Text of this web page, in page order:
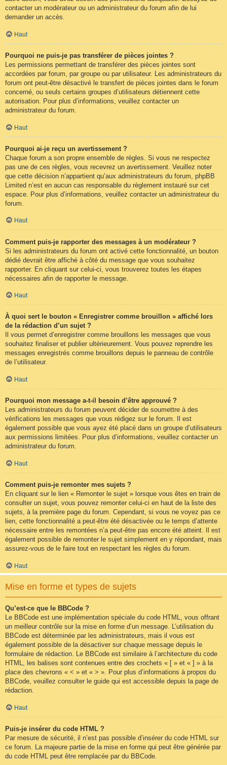
contacter un modérateur ou un administrateur du forum afin de lui
demander un accès.
Haut
Pourquoi ne puis-je pas transférer de pièces jointes ?
Les permissions permettant de transférer des pièces jointes sont
accordées par forum, par groupe ou par utilisateur. Les administrateurs du
forum ont peut-être désactivé le transfert de pièces jointes dans le forum
concerné, ou seuls certains groupes d’utilisateurs détiennent cette
autorisation. Pour plus d’informations, veuillez contacter un
administrateur du forum.
Haut
Pourquoi ai-je reçu un avertissement ?
Chaque forum a son propre ensemble de règles. Si vous ne respectez
pas une de ces règles, vous recevrez un avertissement. Veuillez noter
que cette décision n’appartient qu’aux administrateurs du forum, phpBB
Limited n’est en aucun cas responsable du règlement instauré sur cet
espace. Pour plus d’informations, veuillez contacter un administrateur du
forum.
Haut
Comment puis-je rapporter des messages à un modérateur ?
Si les administrateurs du forum ont activé cette fonctionnalité, un bouton
dédié devrait être affiché à côté du message que vous souhaitez
rapporter. En cliquant sur celui-ci, vous trouverez toutes les étapes
nécessaires afin de rapporter le message.
Haut
À quoi sert le bouton « Enregistrer comme brouillon » affiché lors
de la rédaction d’un sujet ?
Il vous permet d’enregistrer comme brouillons les messages que vous
souhaitez finaliser et publier ultérieurement. Vous pouvez reprendre les
messages enregistrés comme brouillons depuis le panneau de contrôle
de l’utilisateur.
Haut
Pourquoi mon message a-t-il besoin d’être approuvé ?
Les administrateurs du forum peuvent décider de soumettre à des
vérifications les messages que vous rédigez sur le forum. Il est
également possible que vous ayez été placé dans un groupe d’utilisateurs
aux permissions limitées. Pour plus d’informations, veuillez contacter un
administrateur du forum.
Haut
Comment puis-je remonter mes sujets ?
En cliquant sur le lien « Remonter le sujet » lorsque vous êtes en train de
consulter un sujet, vous pouvez remonter celui-ci en haut de la liste des
sujets, à la première page du forum. Cependant, si vous ne voyez pas ce
lien, cette fonctionnalité a peut-être été désactivée ou le temps d’attente
nécessaire entre les remontées n’a peut-être pas encore été atteint. Il est
également possible de remonter le sujet simplement en y répondant, mais
assurez-vous de le faire tout en respectant les règles du forum.
Haut
Mise en forme et types de sujets
Qu’est-ce que le BBCode ?
Le BBCode est une implémentation spéciale du code HTML, vous offrant
un meilleur contrôle sur la mise en forme d’un message. L’utilisation du
BBCode est déterminée par les administrateurs, mais il vous est
également possible de la désactiver sur chaque message depuis le
formulaire de rédaction. Le BBCode est similaire à l’architecture du code
HTML, les balises sont contenues entre des crochets « [ » et « ] » à la
place des chevrons « < » et « > ». Pour plus d’informations à propos du
BBCode, veuillez consulter le guide qui est accessible depuis la page de
rédaction.
Haut
Puis-je insérer du code HTML ?
Par mesure de sécurité, il n’est pas possible d’insérer du code HTML sur
ce forum. La majeure partie de la mise en forme qui peut être générée par
du code HTML peut être remplacée par du BBCode.